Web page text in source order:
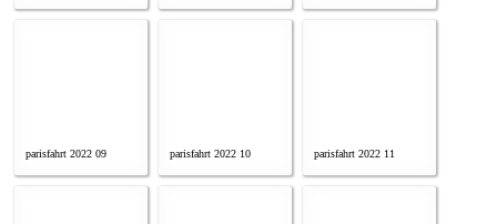
parisfahrt 2022 09 parisfahrt 2022 10 parisfahrt 2022 11